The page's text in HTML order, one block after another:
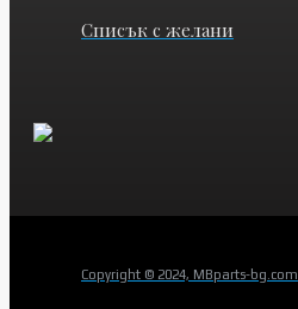
Списък с желани
Copyright © 2024, MBparts-bg.com